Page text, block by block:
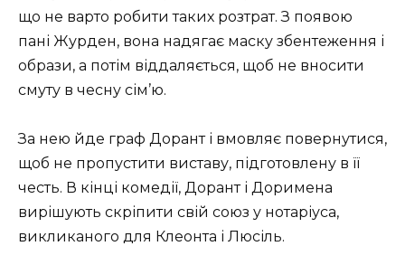
що не варто робити таких розтрат. З появою
пані Журден, вона надягає маску збентеження і
образи, а потім віддаляється, щоб не вносити
смуту в чесну сім’ю.
За нею йде граф Дорант і вмовляє повернутися,
щоб не пропустити виставу, підготовлену в її
честь. В кінці комедії, Дорант і Доримена
вирішують скріпити свій союз у нотаріуса,
викликаного для Клеонта і Люсіль.